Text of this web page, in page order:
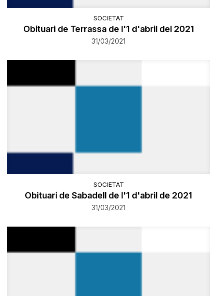
SOCIETAT
Obituari de Terrassa de l'1 d'abril del 2021
31/03/2021
SOCIETAT
Obituari de Sabadell de l'1 d'abril de 2021
31/03/2021